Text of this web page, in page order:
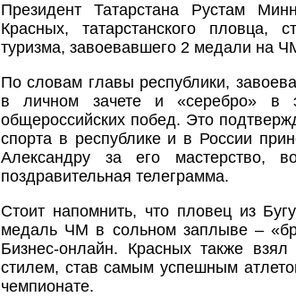
Президент Татарстана Рустам
Красных, татарстанского пловца,
туризма, завоевавшего 2 медали на
По словам главы республики,
в личном зачете и «серебро» в
общероссийских побед. Это
спорта в республике и в России
Александру за его
поздравительная телеграмма.
Стоит напомнить, что пловец из
медаль ЧМ в сольном заплыве –
Бизнес-онлайн. Красных также
стилем, став самым успешным
чемпионате.